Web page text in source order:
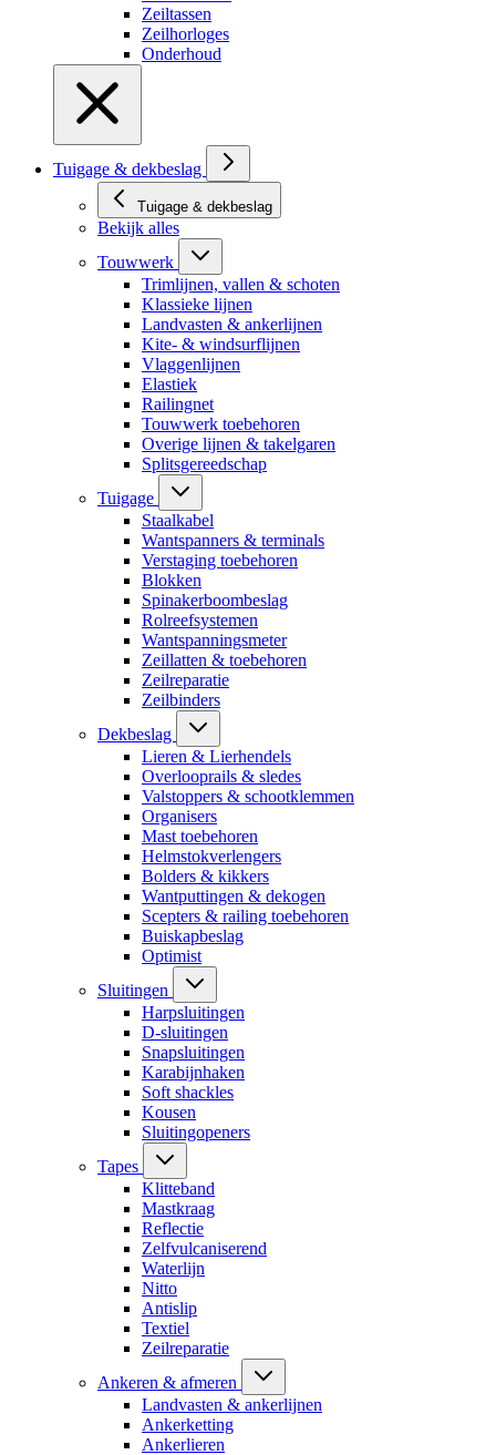
Zeiltassen
Zeilhorloges
Onderhoud
Tuigage & dekbeslag
Tuigage & dekbeslag
Bekijk alles
Touwwerk
Trimlijnen, vallen & schoten
Klassieke lijnen
Landvasten & ankerlijnen
Kite- & windsurflijnen
Vlaggenlijnen
Elastiek
Railingnet
Touwwerk toebehoren
Overige lijnen & takelgaren
Splitsgereedschap
Tuigage
Staalkabel
Wantspanners & terminals
Verstaging toebehoren
Blokken
Spinakerboombeslag
Rolreefsystemen
Wantspanningsmeter
Zeillatten & toebehoren
Zeilreparatie
Zeilbinders
Dekbeslag
Lieren & Lierhendels
Overlooprails & sledes
Valstoppers & schootklemmen
Organisers
Mast toebehoren
Helmstokverlengers
Bolders & kikkers
Wantputtingen & dekogen
Scepters & railing toebehoren
Buiskapbeslag
Optimist
Sluitingen
Harpsluitingen
D-sluitingen
Snapsluitingen
Karabijnhaken
Soft shackles
Kousen
Sluitingopeners
Tapes
Klitteband
Mastkraag
Reflectie
Zelfvulcaniserend
Waterlijn
Nitto
Antislip
Textiel
Zeilreparatie
Ankeren & afmeren
Landvasten & ankerlijnen
Ankerketting
Ankerlieren